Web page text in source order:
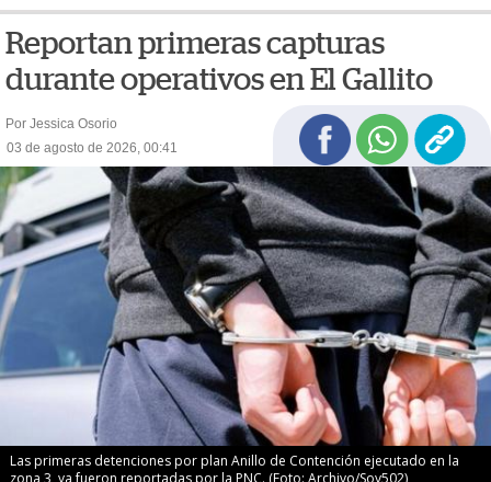
Reportan primeras capturas
durante operativos en El Gallito
Por Jessica Osorio
03 de agosto de 2026, 00:41
Las primeras detenciones por plan Anillo de Contención ejecutado en la
zona 3, ya fueron reportadas por la PNC. (Foto: Archivo/Soy502)